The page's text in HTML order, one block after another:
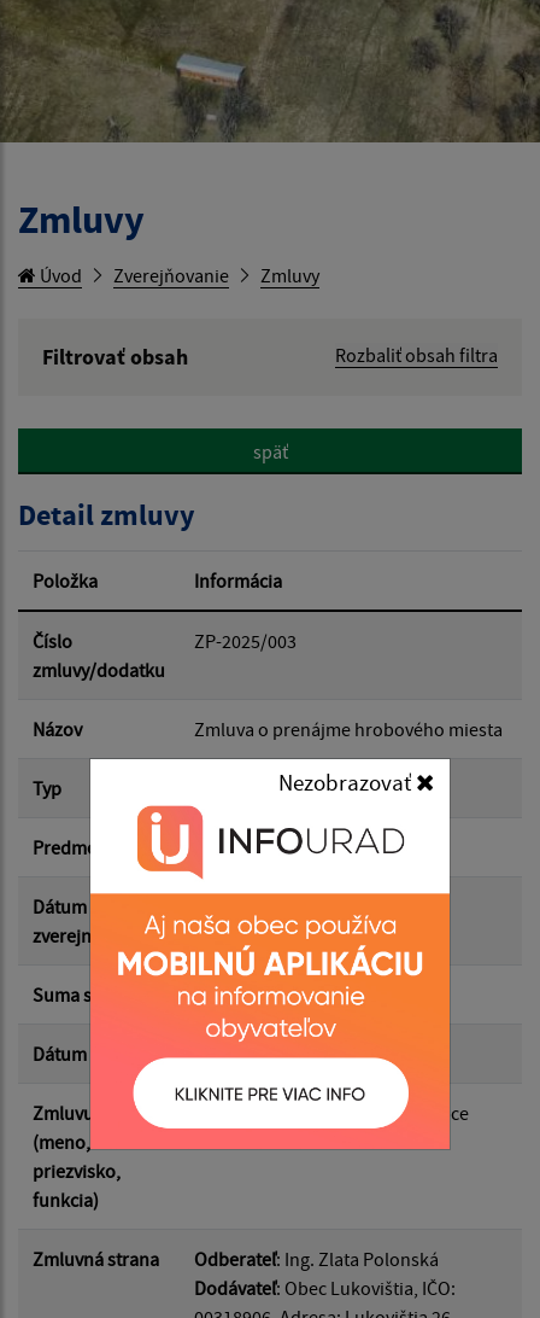
Nezobrazovať
Zmluvy
Úvod Zverejňovanie Zmluvy
Filtrovať obsah
Rozbaliť obsah filtra
Hľadať v:
Dátum od:
Dátum do:
Suma od:
Suma do:
Filtrovať Reset
späť
Detail zmluvy
Položka Informácia
Číslo
zmluvy/dodatku
ZP-2025/003
Názov Zmluva o prenájme hrobového miesta
Typ Hlavná zmluva
Predmet HM č. 27
Dátum
zverejnenia
Suma s DPH* 25.00 €
Dátum uzavretia 02.10.2025
Zmluvu uzavrel
(meno,
priezvisko,
funkcia)
Mgr. Roman Hubert, starosta obce
Zmluvná strana Odberateľ: Ing. Zlata Polonská
Dodávateľ: Obec Lukovištia, IČO: